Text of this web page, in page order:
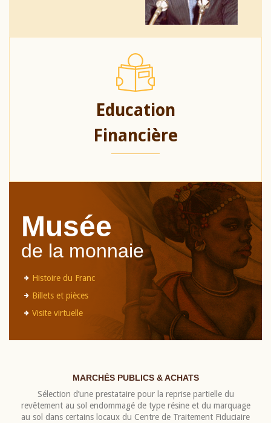
Education
Financière
Musée
de la monnaie
Histoire du Franc
Billets et pièces
Visite virtuelle
MARCHÉS PUBLICS & ACHATS
Sélection d’une prestataire pour la reprise partielle du
revêtement au sol endommagé de type résine et du marquage
au sol dans certains locaux du Centre de Traitement Fiduciaire